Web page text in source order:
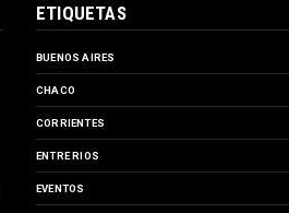
ETIQUETAS
BUENOS AIRES
CHACO
CORRIENTES
ENTRE RIOS
EVENTOS